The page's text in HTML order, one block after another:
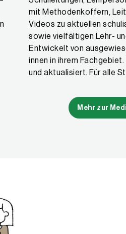
mit Methodenkoffern,
Videos zu aktuellen
sowie vielfältigen Lehr-
Entwickelt von
innen in ihrem
und aktualisiert. Für alle
Mehr zur